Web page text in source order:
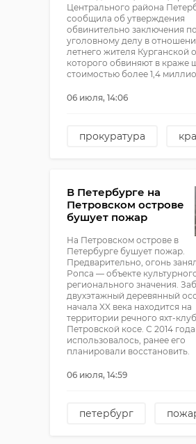
Центрального района
сообщила об утверждения
обвинительно заключения по
уголовному делу в
летнего жителя Курганской
которого обвиняют в краже
стоимостью более 1,4
06 июля, 14:06
прокуратура
В Петербурге на
Петровском острове
бушует пожар
На Петровском острове в
Петербурге бушует пожар.
Предварительно, огонь
Ропса — объекте
регионального значения.
двухэтажный деревянный
начала XX века находится на
территории речного яхт-
Петровской косе. С 2014
использовалось, ранее его
планировали восстановить.
06 июля, 14:59
петербург